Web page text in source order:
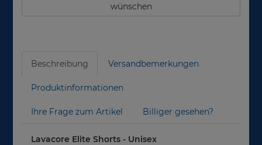
wünschen
Beschreibung Versandbemerkungen
Produktinformationen
Ihre Frage zum Artikel Billiger gesehen?
Lavacore Elite Shorts - Unisex